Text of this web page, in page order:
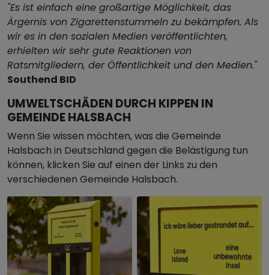
"Es ist einfach eine großartige Möglichkeit, das
Ärgernis von Zigarettenstummeln zu bekämpfen. Als
wir es in den sozialen Medien veröffentlichten,
erhielten wir sehr gute Reaktionen von
Ratsmitgliedern, der Öffentlichkeit und den Medien."
Southend BID
UMWELTSCHÄDEN DURCH KIPPEN IN
GEMEINDE HALSBACH
Wenn Sie wissen möchten, was die Gemeinde
Halsbach in Deutschland gegen die Belästigung tun
können, klicken Sie auf einen der Links zu den
verschiedenen Gemeinde Halsbach.